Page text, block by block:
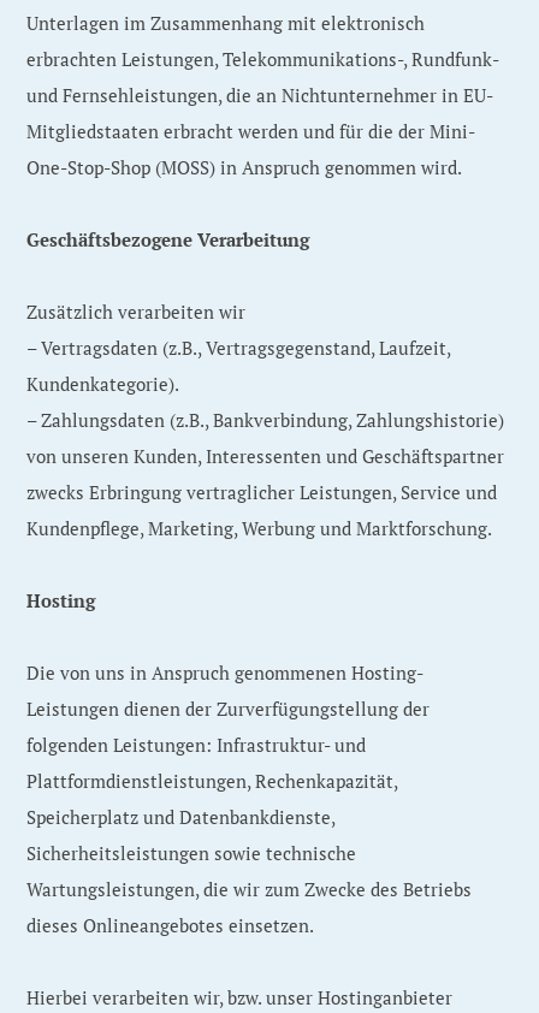
Unterlagen im Zusammenhang mit elektronisch
erbrachten Leistungen, Telekommunikations-, Rundfunk-
und Fernsehleistungen, die an Nichtunternehmer in EU-
Mitgliedstaaten erbracht werden und für die der Mini-
One-Stop-Shop (MOSS) in Anspruch genommen wird.
Geschäftsbezogene Verarbeitung
Zusätzlich verarbeiten wir
– Vertragsdaten (z.B., Vertragsgegenstand, Laufzeit,
Kundenkategorie).
– Zahlungsdaten (z.B., Bankverbindung, Zahlungshistorie)
von unseren Kunden, Interessenten und Geschäftspartner
zwecks Erbringung vertraglicher Leistungen, Service und
Kundenpflege, Marketing, Werbung und Marktforschung.
Hosting
Die von uns in Anspruch genommenen Hosting-
Leistungen dienen der Zurverfügungstellung der
folgenden Leistungen: Infrastruktur- und
Plattformdienstleistungen, Rechenkapazität,
Speicherplatz und Datenbankdienste,
Sicherheitsleistungen sowie technische
Wartungsleistungen, die wir zum Zwecke des Betriebs
dieses Onlineangebotes einsetzen.
Hierbei verarbeiten wir, bzw. unser Hostinganbieter